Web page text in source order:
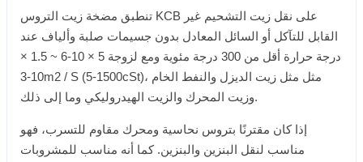
تنطبق مضخة زيت التروس KCB على نقل زيت التشحيم غير
القابل للتآكل أو السائل المعادل بدون جسيمات صلبة وألياف عند
درجة حرارة أقل من 300 درجة مئوية ومع لزوجة 5 × 10-6 ~ 1.5 ×
10-3m2 / S (5-1500cSt)، مثل مثل زيت الديزل والنفط الخام
وزيت المحرك والزيت الهيدروليكي وما إلى ذلك.
إذا كان مقترنًا بتروس نحاسية ومحرك مقاوم للتسرب، فهو
مناسب لنقل البنزين والبنزين. كما أنه مناسب للمشروبات